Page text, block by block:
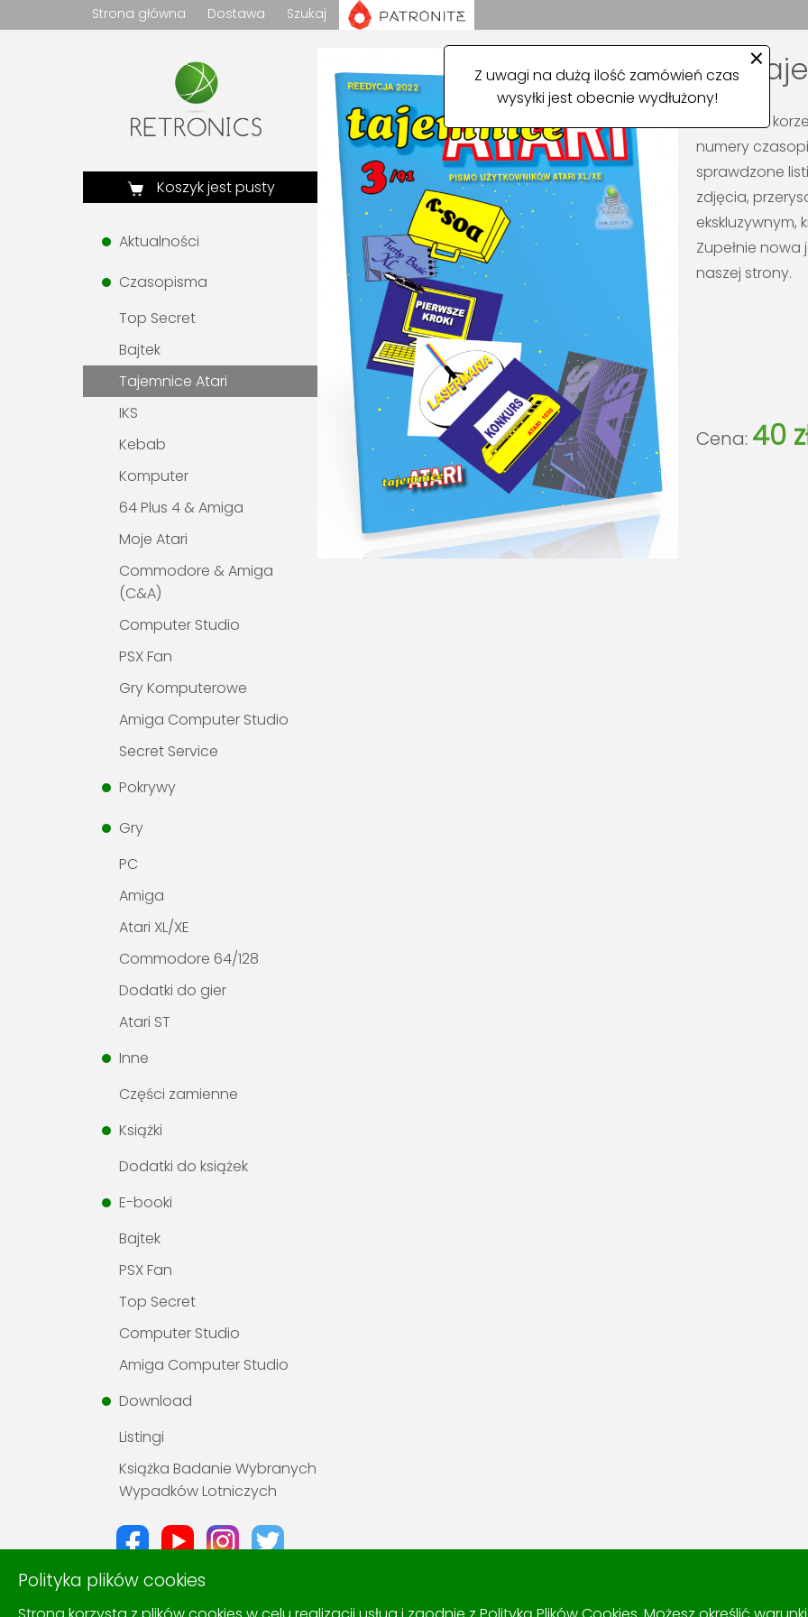
Z uwagi na dużą ilość zamówień czas
wysyłki jest obecnie wydłużony!
×
Strona główna Dostawa Szukaj
Koszyk jest pusty
Aktualności
Czasopisma
Top Secret
Bajtek
Tajemnice Atari
IKS
Kebab
Komputer
64 Plus 4 & Amiga
Moje Atari
Commodore & Amiga
(C&A)
Computer Studio
PSX Fan
Gry Komputerowe
Amiga Computer Studio
Secret Service
Pokrywy
Gry
PC
Amiga
Atari XL/XE
Commodore 64/128
Dodatki do gier
Atari ST
Inne
Części zamienne
Książki
Dodatki do książek
E-booki
Bajtek
PSX Fan
Top Secret
Computer Studio
Amiga Computer Studio
Download
Listingi
Książka Badanie Wybranych
Wypadków Lotniczych
Powrót do
numery
sprawdzone
zdjęcia,
ekskluzywnym,
Zupełnie
naszej strony.
Cena: 40
Polityka plików cookies